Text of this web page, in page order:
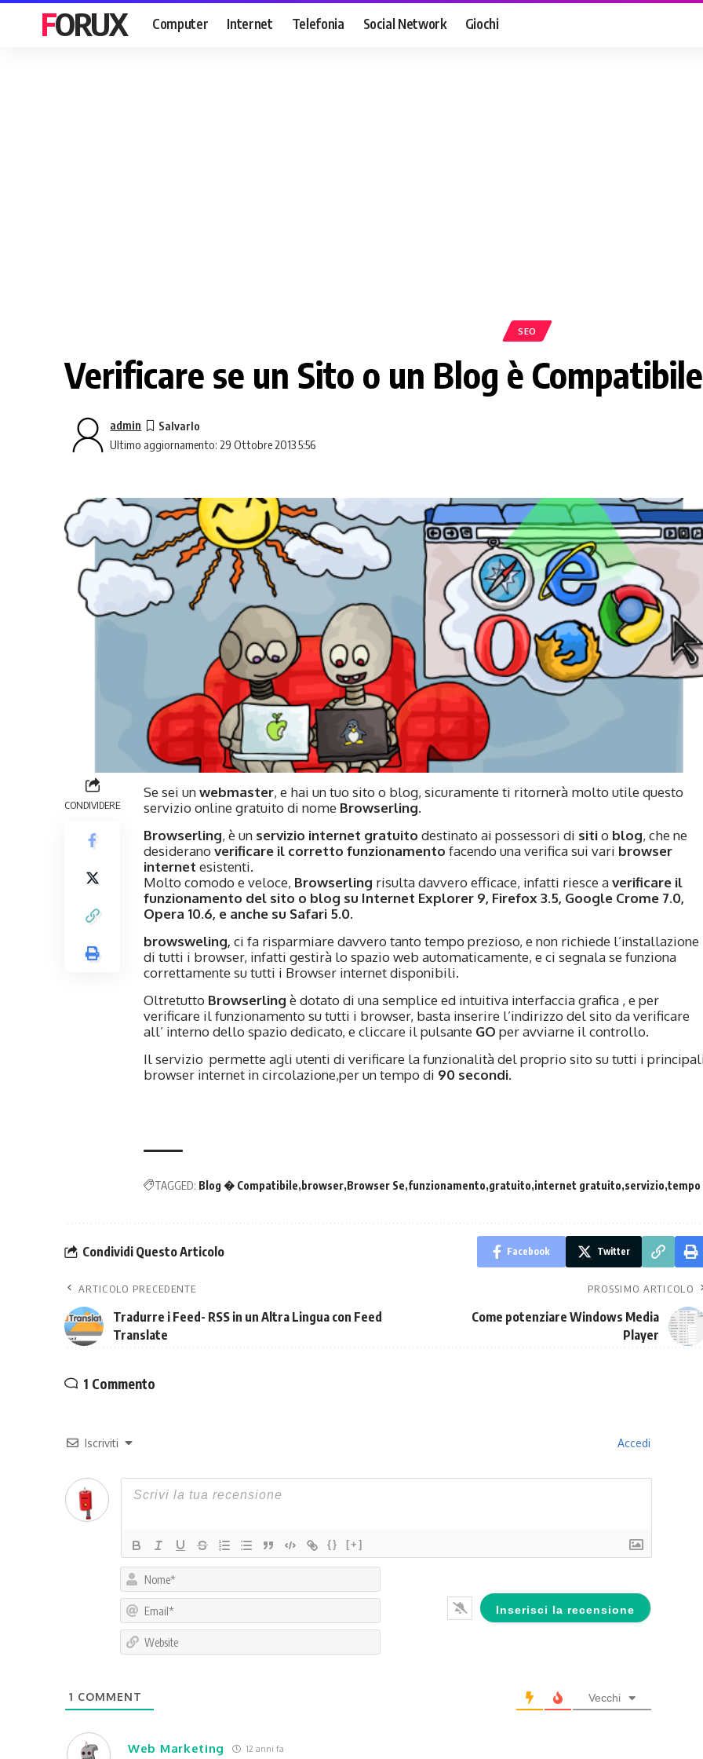
FORUX Computer Internet Telefonia Social Network Giochi
SEO
Verificare se un Sito o un Blog è
Ultimo aggiornamento: 29 Ottobre 2013 5:56
admin
CONDIVIDERE
Se sei unwebmaster, e hai un tuo sito o blog, sicuramente ti ritornerà molto utile questo
servizio online gratuito di nome Browserling.
Browserling, è un servizio internet gratuito destinato ai possessori di sitio blog, che ne
desiderano verificare il corretto funzionamento facendo una verifica sui vari browser
internet esistenti.
Molto comodo e veloce, Browserling risulta davvero efficace, infatti riesce averificare il
funzionamento del sito o blog su Internet Explorer 9, Firefox 3.5, Google Crome 7.0,
Opera 10.6, e anche su Safari 5.0.
browsweling, ci fa risparmiare davvero tanto tempo prezioso, e non richiede l’installazione
di tutti i browser, infatti gestirà lo spazio web automaticamente, e ci segnala se funziona
correttamente su tutti i Browser internet disponibili.
Oltretutto Browserling è dotato di una semplice ed intuitiva interfaccia grafica , e per
verificare il funzionamento su tutti i browser, basta inserire l’indirizzo del sito da verificare
all’ interno dello spazio dedicato, e cliccare il pulsante GO per avviarne il controllo.
Il servizio permette agli utenti di verificare la funzionalità del proprio sito su tutti i
browser internet in circolazione,per un tempo di 90 secondi.
TAGGED: Blog � Compatibile browser Browser Se funzionamento gratuito internet gratuito servizio tempo
Condividi Questo Articolo Facebook Twitter
ARTICOLO PRECEDENTE
Tradurre i Feed- RSS in un Altra Lingua con Feed
Translate
PROSSIMO ARTICOLO
Come potenziare Windows Media
Player
1 Commento
Iscriviti Accedi
{} [+]
1 COMMENT Vecchi
Web Marketing 12 anni fa